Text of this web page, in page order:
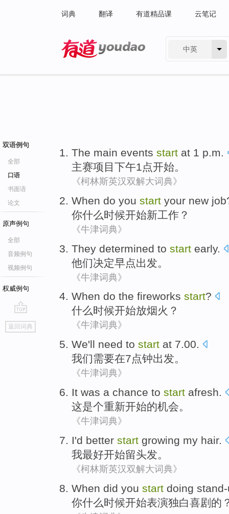
词典 翻译 有道精品课 云笔记
中英
双语例句
全部
口语
书面语
论文
原声例句
全部
音频例句
视频例句
权威例句
go
top
返回词典
The main events start at 1 p.m.
主赛项目下午1点开始。
《柯林斯英汉双解大词典》
When do you start your new job
你什么时候开始新工作？
《牛津词典》
They determined to start early.
他们决定早点出发。
《牛津词典》
When do the fireworks start?
什么时候开始放烟火？
《牛津词典》
We'll need to start at 7.00.
我们需要在7点钟出发。
《牛津词典》
It was a chance to start afresh.
这是个重新开始的机会。
《牛津词典》
I'd better start growing my hair.
我最好开始留头发。
《柯林斯英汉双解大词典》
When did you start doing
你什么时候开始表演独白喜剧的